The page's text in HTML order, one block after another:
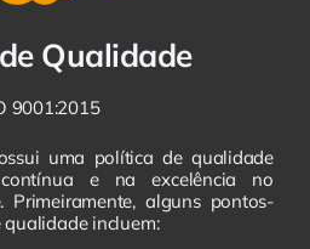
Qualidade
9001:2015
uma política de qualidade
e na excelência no
Primeiramente, alguns pontos-
incluem: